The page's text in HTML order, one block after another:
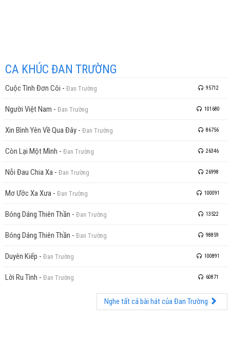
CA KHÚC ĐAN TRƯỜNG
Cuộc Tình Đơn Côi - Đan Trường 95712
Người Việt Nam - Đan Trường 101680
Xin Bình Yên Về Qua Đây - Đan Trường 86756
Còn Lại Một Mình - Đan Trường 26346
Nỗi Đau Chia Xa - Đan Trường 26998
Mơ Ước Xa Xưa - Đan Trường 100091
Bóng Dáng Thiên Thần - Đan Trường 13522
Bóng Dáng Thiên Thần - Đan Trường 98859
Duyên Kiếp - Đan Trường 100891
Lời Ru Tình - Đan Trường 60871
Nghe tất cả bài hát của Đan Trường